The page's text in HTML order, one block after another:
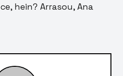
hein? Arrasou, Ana